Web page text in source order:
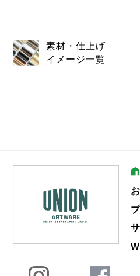
素材・仕上げ
イメージ一覧